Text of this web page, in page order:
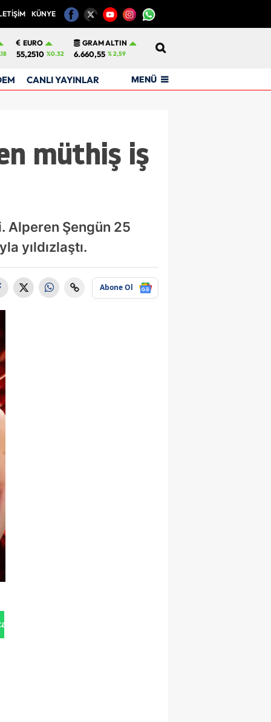
KÜNYE
EURO
55,2510 %0.32
GRAM ALTIN
6.660,55 % 2,59
CANLI YAYINLAR MENÜ
müthiş iş
Alperen Şengün 25
yıldızlaştı.
Abone Ol
Gönder